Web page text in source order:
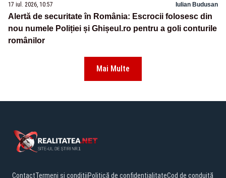
17 iul. 2026, 10:57 Iulian Budusan
Alertă de securitate în România: Escrocii folosesc din
nou numele Poliției și Ghișeul.ro pentru a goli conturile
românilor
Mai Multe
ContactTermeni și condițiiPolitică de confidențialitateCod de conduită